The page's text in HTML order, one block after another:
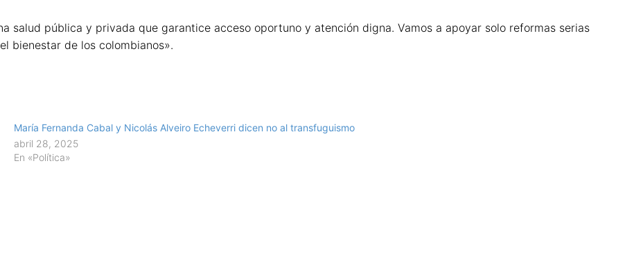
salud pública y privada que garantice acceso oportuno y atención digna. Vamos a apoyar solo reformas serias
bienestar de los colombianos».
María Fernanda Cabal y Nicolás Alveiro Echeverri dicen no al transfuguismo
abril 28, 2025
En «Política»